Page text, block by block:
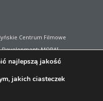
Centrum Filmowe
Development:MORAI
najlepszą jakość
jakich ciasteczek